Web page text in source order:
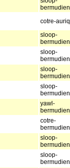
bermudien
cotre-
sloop-
bermudien
sloop-
bermudien
sloop-
bermudien
sloop-
bermudien
yawl-
bermudien
cotre-
bermudien
sloop-
bermudien
sloop-
bermudien